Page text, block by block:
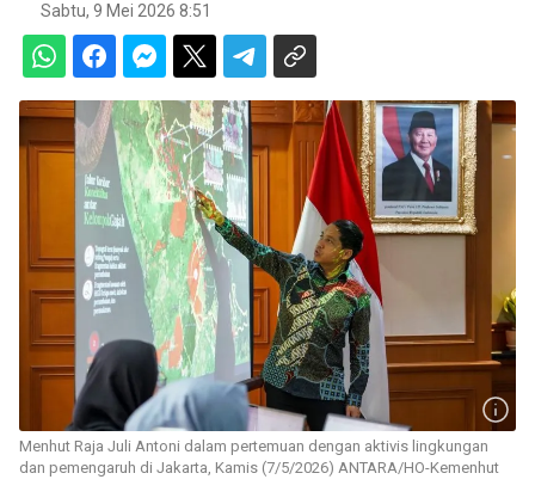
Sabtu, 9 Mei 2026 8:51
Menhut Raja Juli Antoni dalam pertemuan dengan aktivis lingkungan
dan pemengaruh di Jakarta, Kamis (7/5/2026) ANTARA/HO-Kemenhut